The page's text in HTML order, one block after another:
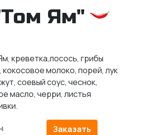
Ям"
креветка,лосось, грибы
молоко, порей, лук
соевый соус, чеснок,
масло, черри, листья
Заказать